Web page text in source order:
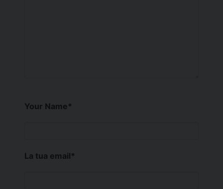
Your Name*
La tua email*